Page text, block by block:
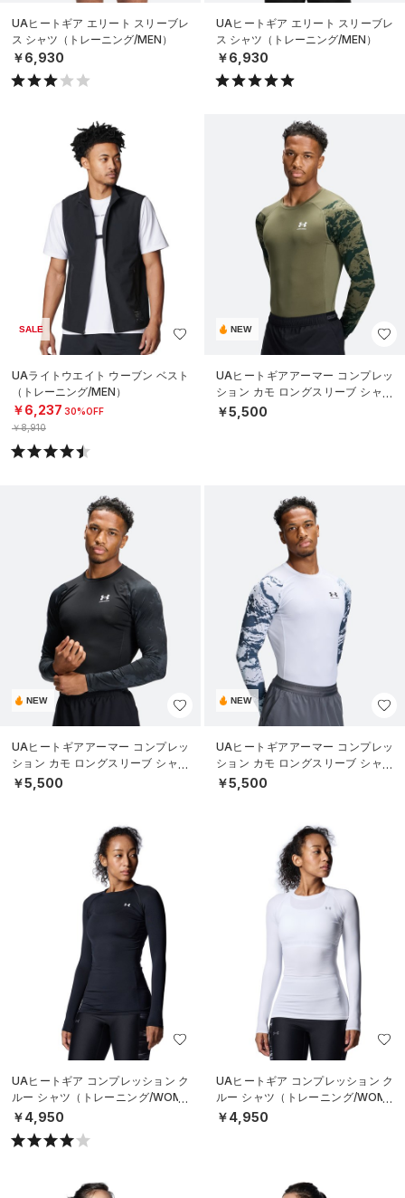
UAヒートギア エリート スリーブレ
ス シャツ（トレーニング/MEN）
￥6,930
UAヒートギア エリート スリーブレ
ス シャツ（トレーニング/MEN）
￥6,930
SALE
UAライトウエイト ウーブン ベスト
（トレーニング/MEN）
￥6,237 30%OFF
￥8,910
NEW
UAヒートギアアーマー コンプレッ
ション カモ ロングスリーブ シャツ
（トレーニング/MEN）
￥5,500
NEW
UAヒートギアアーマー コンプレッ
ション カモ ロングスリーブ シャツ
（トレーニング/MEN）
￥5,500
NEW
UAヒートギアアーマー コンプレッ
ション カモ ロングスリーブ シャツ
（トレーニング/MEN）
￥5,500
UAヒートギア コンプレッション ク
ルー シャツ（トレーニング/WOME
N）
￥4,950
UAヒートギア コンプレッション ク
ルー シャツ（トレーニング/WOME
N）
￥4,950